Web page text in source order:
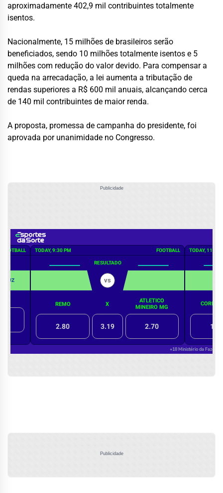
aproximadamente 402,9 mil contribuintes totalmente
isentos.
Nacionalmente, 15 milhões de brasileiros serão
beneficiados, sendo 10 milhões totalmente isentos e 5
milhões com redução do valor devido. Para compensar a
queda na arrecadação, a lei aumenta a tributação de
rendas superiores a R$ 600 mil anuais, alcançando cerca
de 140 mil contribuintes de maior renda.
A proposta, promessa de campanha do presidente, foi
aprovada por unanimidade no Congresso.
Publicidade
Publicidade